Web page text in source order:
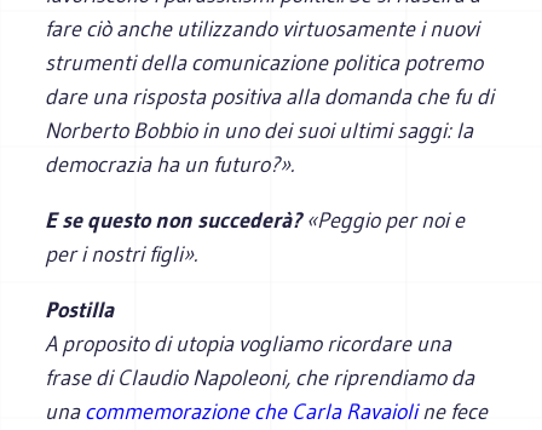
fare ciò anche utilizzando virtuosamente i nuovi
strumenti della comunicazione politica potremo
dare una risposta positiva alla domanda che fu di
Norberto Bobbio in uno dei suoi ultimi saggi: la
democrazia ha un futuro?».
E se questo non succederà?«Peggio per noi e
per i nostri figli».
Postilla
A proposito di utopia vogliamo ricordare una
frase di Claudio Napoleoni, che riprendiamo da
unacommemorazione che Carla Ravaioline fece